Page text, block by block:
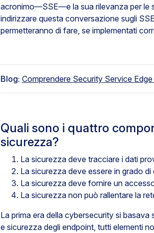
acronimo—SSE—e la sua rilevanza per le
indirizzare questa conversazione sugli
permetteranno di fare, se implementati
Blog: Comprendere Security Service
Quali sono i quattro
sicurezza?
La sicurezza deve tracciare i dati
La sicurezza deve essere in grado
La sicurezza deve fornire un
La sicurezza non può rallentare la
La prima era della cybersecurity si
e sicurezza degli endpoint, tutti elementi